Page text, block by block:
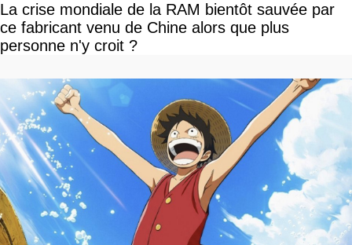
La crise mondiale de la RAM bientôt sauvée par
ce fabricant venu de Chine alors que plus
personne n'y croit ?